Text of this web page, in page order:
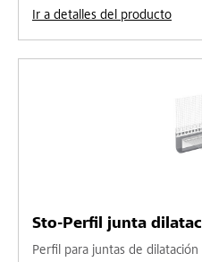
Ir a detalles del producto
Sto-Perfil junta
Perfil para juntas de